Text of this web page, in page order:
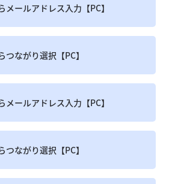
ールアドレス入力【PC】
ながり選択【PC】
ールアドレス入力【PC】
ながり選択【PC】